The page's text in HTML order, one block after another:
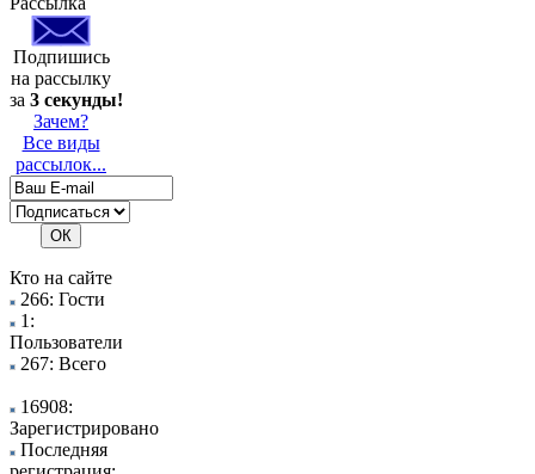
Подпишись
на рассылку
за 3 секунды!
Зачем?
Все виды
рассылок...
Кто на сайте
266: Гости
1:
Пользователи
267: Всего
16908:
Зарегистрировано
Последняя